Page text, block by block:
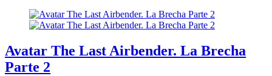
Avatar The Last Airbender. La Brecha
Parte 2